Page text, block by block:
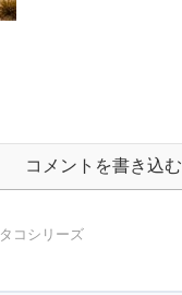
コメントを書き込む
タコシリーズ